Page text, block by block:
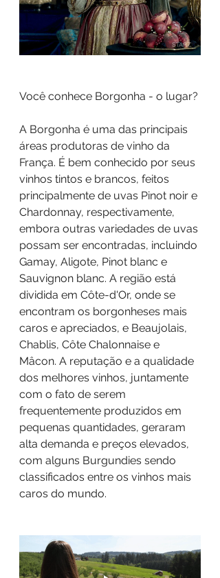
Você conhece Borgonha - o lugar?
A Borgonha é uma das principais
áreas produtoras de vinho da
França. É bem conhecido por seus
vinhos tintos e brancos, feitos
principalmente de uvas Pinot noir e
Chardonnay, respectivamente,
embora outras variedades de uvas
possam ser encontradas, incluindo
Gamay, Aligote, Pinot blanc e
Sauvignon blanc. A região está
dividida em Côte-d'Or, onde se
encontram os borgonheses mais
caros e apreciados, e Beaujolais,
Chablis, Côte Chalonnaise e
Mâcon. A reputação e a qualidade
dos melhores vinhos, juntamente
com o fato de serem
frequentemente produzidos em
pequenas quantidades, geraram
alta demanda e preços elevados,
com alguns Burgundies sendo
classificados entre os vinhos mais
caros do mundo.